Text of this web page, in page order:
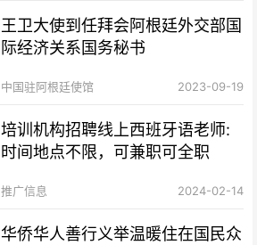
王卫大使到任拜会阿根廷外交部国
际经济关系国务秘书
中国驻阿根廷使馆 2023-09-19
培训机构招聘线上西班牙语老师:
时间地点不限，可兼职可全职
推广信息 2024-02-14
华侨华人善行义举温暖住在国民众